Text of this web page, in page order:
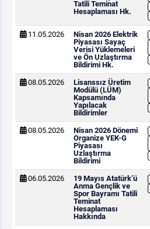
Tatili Teminat
Hesaplaması Hk.
11.05.2026
Nisan 2026 Elektrik
Piyasası Sayaç
Verisi Yüklemeleri
ve Ön Uzlaştırma
Bildirimi Hk.
08.05.2026
Lisanssız Üretim
Modülü (LÜM)
Kapsamında
Yapılacak
Bildirimler
08.05.2026
Nisan 2026 Dönemi
Organize YEK-G
Piyasası
Uzlaştırma
Bildirimi
06.05.2026
19 Mayıs Atatürk’ü
Anma Gençlik ve
Spor Bayramı Tatili
Teminat
Hesaplaması
Hakkında